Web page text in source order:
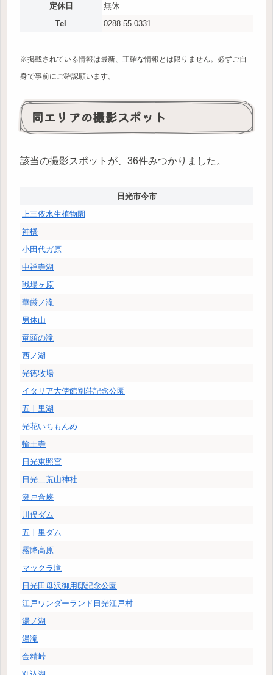
定休日
無休
Tel
0288-55-0331
※掲載されている情報は最新、正確な情報とは限りません。必ずご自
身で事前にご確認願います。
同エリアの撮影スポット
該当の撮影スポットが、36件みつかりました。
日光市今市
上三依水生植物園
神橋
小田代ガ原
中禅寺湖
戦場ヶ原
華厳ノ滝
男体山
竜頭の滝
西ノ湖
光徳牧場
イタリア大使館別荘記念公園
五十里湖
光花いちもんめ
輪王寺
日光東照宮
日光二荒山神社
瀬戸合峡
川俣ダム
五十里ダム
霧降高原
マックラ滝
日光田母沢御用邸記念公園
江戸ワンダーランド日光江戸村
湯ノ湖
湯滝
金精峠